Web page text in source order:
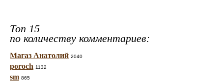
Топ 15
по количеству комментариев:
Магаз Анатолий 2040
poroch 1132
sm 865